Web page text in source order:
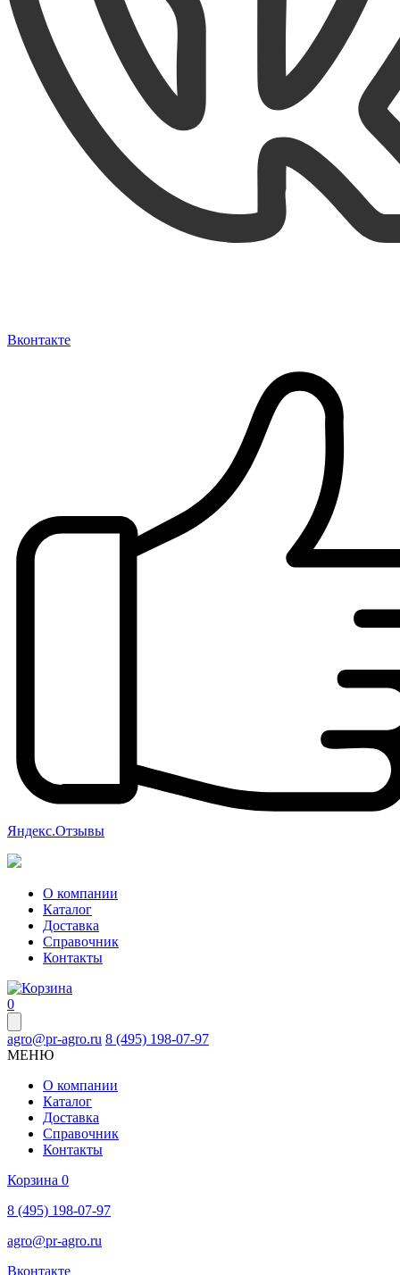
Вконтакте
Яндекс.Отзывы
О компании
Каталог
Доставка
Справочник
Контакты
0
agro@pr-agro.ru 8 (495) 198-07-97
МЕНЮ
О компании
Каталог
Доставка
Справочник
Контакты
Корзина 0
8 (495) 198-07-97
agro@pr-agro.ru
Вконтакте